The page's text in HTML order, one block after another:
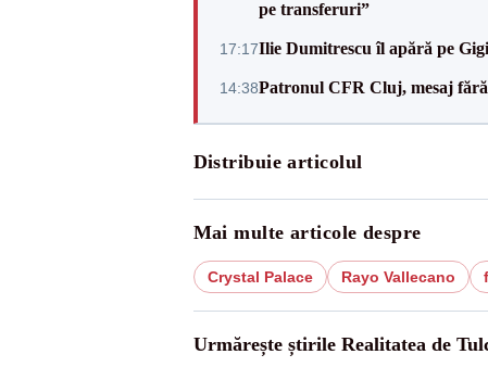
pe transferuri”
17:17Ilie Dumitrescu îl apără pe
14:38Patronul CFR Cluj, mesaj
Distribuie articolul
Mai multe articole despre
Crystal Palace Rayo Vallecano
Urmărește știrile Realitatea de